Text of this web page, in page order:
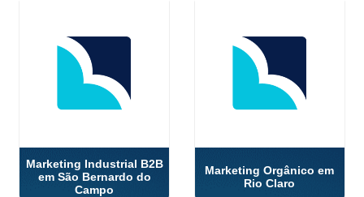
Marketing Industrial B2B
em São Bernardo do
Campo
Marketing Orgânico em
Rio Claro